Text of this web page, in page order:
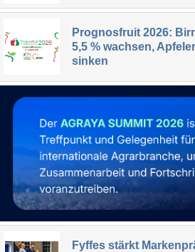
Prognosfruit 2026:
5,5 % wachsen,
sinken
Fyffes stärkt